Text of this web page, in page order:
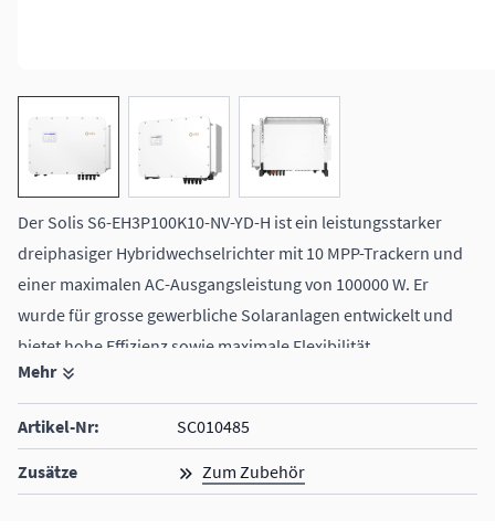
Der Solis S6-EH3P100K10-NV-YD-H ist ein leistungsstarker
dreiphasiger Hybridwechselrichter mit 10 MPP-Trackern und
einer maximalen AC-Ausgangsleistung von 100000 W. Er
wurde für grosse gewerbliche Solaranlagen entwickelt und
bietet hohe Effizienz sowie maximale Flexibilität.
der passende Data Logging Stick wird mitgeliefert
Dyness Stack100 und Dyness Stack280
Mehr
Artikel-Nr: SC010485
Zusätze Zum Zubehör